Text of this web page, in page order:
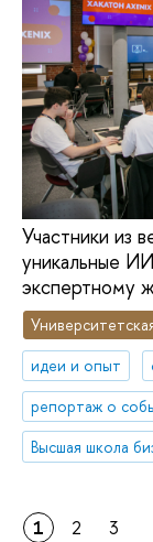
Участники из
уникальные
экспертному
идеи и опыт
репортаж о
Высшая школа
1 2 3